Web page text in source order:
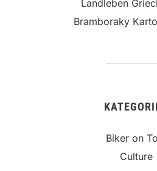
Landleben
Bramboraky
Biker on
Culture